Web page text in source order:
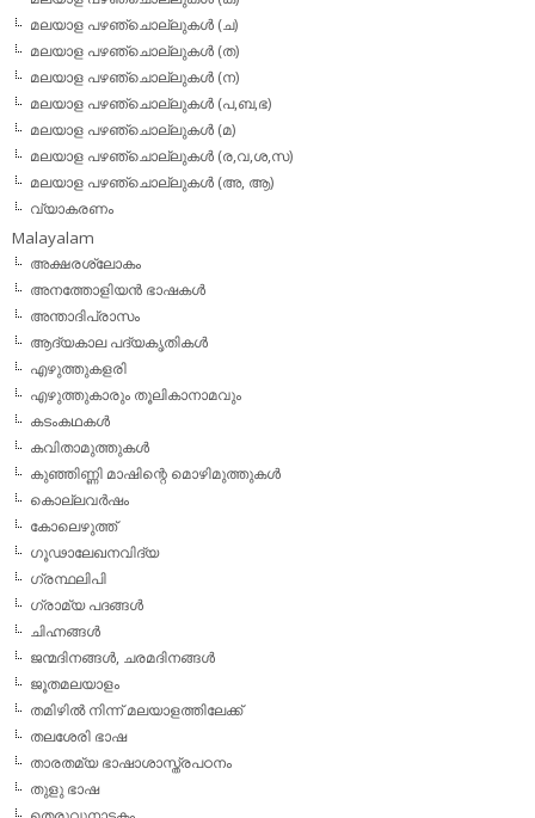
മലയാള പഴഞ്ചൊല്ലുകള്‍ (ച)
മലയാള പഴഞ്ചൊല്ലുകള്‍ (ത)
മലയാള പഴഞ്ചൊല്ലുകള്‍ (ന)
മലയാള പഴഞ്ചൊല്ലുകള്‍ (പ,ബ,ഭ)
മലയാള പഴഞ്ചൊല്ലുകള്‍ (മ)
മലയാള പഴഞ്ചൊല്ലുകള്‍ (ര,വ,ശ,സ)
മലയാള പഴഞ്ചൊല്ലുകൾ (അ, ആ)
വ്യാകരണം
Malayalam
അക്ഷരശ്ലോകം
അനത്തോളിയന്‍ ഭാഷകള്‍
അന്താദിപ്രാസം
ആദ്യകാല പദ്യകൃതികള്‍
എഴുത്തുകളരി
എഴുത്തുകാരും തൂലികാനാമവും
കടംകഥകള്‍
കവിതാമുത്തുകള്‍
കുഞ്ഞിണ്ണി മാഷിന്റെ മൊഴിമുത്തുകള്‍
കൊല്ലവര്‍ഷം
കോലെഴുത്ത്
ഗൂഢാലേഖനവിദ്യ
ഗ്രന്ഥലിപി
ഗ്രാമ്യ പദങ്ങള്‍
ചിഹ്നങ്ങള്‍
ജന്മദിനങ്ങള്‍, ചരമദിനങ്ങള്‍
ജൂതമലയാളം
തമിഴില്‍ നിന്ന് മലയാളത്തിലേക്ക്
തലശേരി ഭാഷ
താരതമ്യ ഭാഷാശാസ്ത്രപഠനം
തുളു ഭാഷ